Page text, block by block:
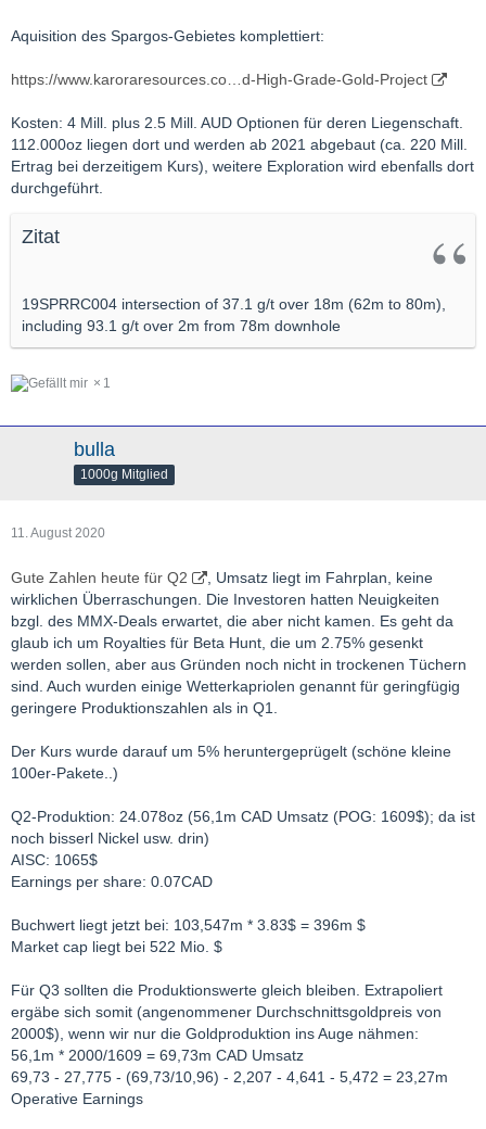
Aquisition des Spargos-Gebietes komplettiert:
https://www.karoraresources.co…d-High-Grade-Gold-Project
Kosten: 4 Mill. plus 2.5 Mill. AUD Optionen für deren Liegenschaft.
112.000oz liegen dort und werden ab 2021 abgebaut (ca. 220 Mill.
Ertrag bei derzeitigem Kurs), weitere Exploration wird ebenfalls dort
durchgeführt.
Zitat
19SPRRC004 intersection of 37.1 g/t over 18m (62m to 80m),
including 93.1 g/t over 2m from 78m downhole
1
bulla
1000g Mitglied
11. August 2020
Gute Zahlen heute für Q2
, Umsatz liegt im Fahrplan, keine
wirklichen Überraschungen. Die Investoren hatten Neuigkeiten
bzgl. des MMX-Deals erwartet, die aber nicht kamen. Es geht da
glaub ich um Royalties für Beta Hunt, die um 2.75% gesenkt
werden sollen, aber aus Gründen noch nicht in trockenen Tüchern
sind. Auch wurden einige Wetterkapriolen genannt für geringfügig
geringere Produktionszahlen als in Q1.
Der Kurs wurde darauf um 5% heruntergeprügelt (schöne kleine
100er-Pakete..)
Q2-Produktion: 24.078oz (56,1m CAD Umsatz (POG: 1609$); da ist
noch bisserl Nickel usw. drin)
AISC: 1065$
Earnings per share: 0.07CAD
Buchwert liegt jetzt bei: 103,547m * 3.83$ = 396m $
Market cap liegt bei 522 Mio. $
Für Q3 sollten die Produktionswerte gleich bleiben. Extrapoliert
ergäbe sich somit (angenommener Durchschnittsgoldpreis von
2000$), wenn wir nur die Goldproduktion ins Auge nähmen:
56,1m * 2000/1609 = 69,73m CAD Umsatz
69,73 - 27,775 - (69,73/10,96) - 2,207 - 4,641 - 5,472 = 23,27m
Operative Earnings